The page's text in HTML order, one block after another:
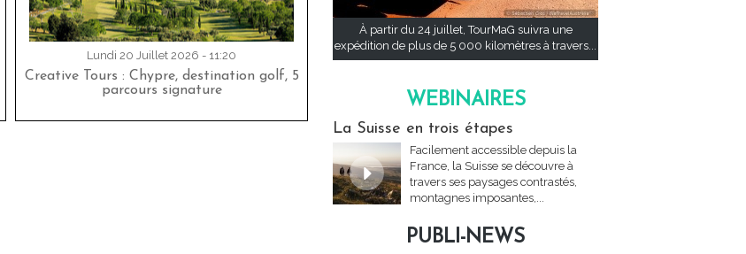
Lundi 20 Juillet 2026 - 11:20
Creative Tours : Chypre, destination golf, 5
parcours signature
À partir du 24 juillet, TourMaG suivra une
expédition de plus de 5 000 kilomètres à travers...
WEBINAIRES
La Suisse en trois étapes
Facilement accessible depuis la
France, la Suisse se découvre à
travers ses paysages contrastés,
montagnes imposantes,...
PUBLI-NEWS